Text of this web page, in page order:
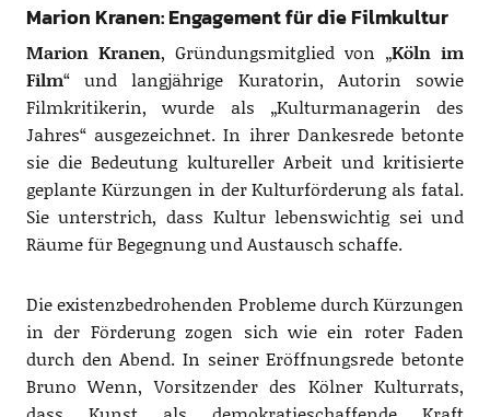
Marion Kranen: Engagement für die Filmkultur
Marion Kranen, Gründungsmitglied von „Köln im
Film“ und langjährige Kuratorin, Autorin sowie
Filmkritikerin, wurde als „Kulturmanagerin des
Jahres“ ausgezeichnet. In ihrer Dankesrede betonte
sie die Bedeutung kultureller Arbeit und kritisierte
geplante Kürzungen in der Kulturförderung als fatal.
Sie unterstrich, dass Kultur lebenswichtig sei und
Räume für Begegnung und Austausch schaffe.
Die existenzbedrohenden Probleme durch Kürzungen
in der Förderung zogen sich wie ein roter Faden
durch den Abend. In seiner Eröffnungsrede betonte
Bruno Wenn, Vorsitzender des Kölner Kulturrats,